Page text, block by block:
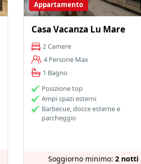
Appartamento
Casa Vacanza Lu Mare
2 Camere
4 Persone Max
1 Bagno
Posizione top
Ampi spazi esterni
Barbecue, docce esterne e
parcheggio
Soggiorno minimo: 2 notti